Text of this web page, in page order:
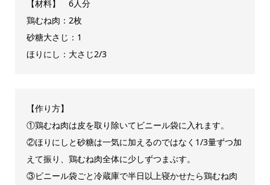
【材料】 6人分
鶏むね肉：2枚
砂糖大さじ：1
ほりにし：大さじ2/3
【作り方】
①鶏むね肉は皮を取り除いてビニール袋に入れます。
②ほりにしと砂糖は一気に加えるのではなく1/3量ずつ加
えて振り、鶏むね肉全体に少しずつまぶす。
③ビニール袋ごと冷蔵庫で半日以上寝かせたら鶏むね肉